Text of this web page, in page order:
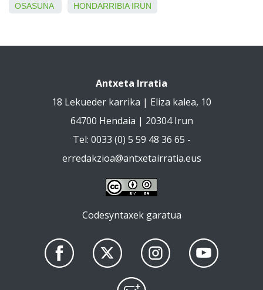
OSASUNA HONDARRIBIA IRUN
Antxeta Irratia
18 Lekueder karrika | Eliza kalea, 10
64700 Hendaia | 20304 Irun
Tel: 0033 (0) 5 59 48 36 65 -
erredakzioa@antxetairratia.eus
Codesyntaxek garatua